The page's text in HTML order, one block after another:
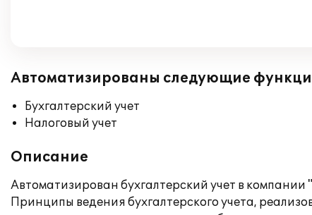
Автоматизированы следующие
Бухгалтерский учет
Налоговый учет
Описание
Автоматизирован бухгалтерский учет в
Принципы ведения бухгалтерского учета,